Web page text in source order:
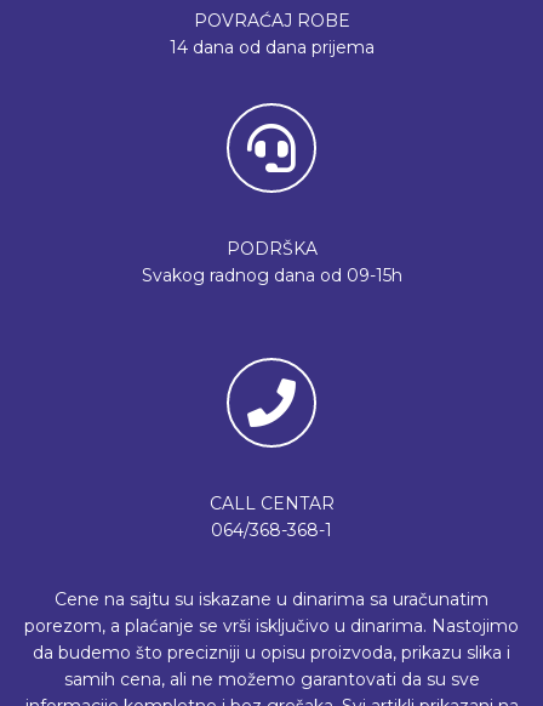
POVRAĆAJ ROBE
14 dana od dana prijema
PODRŠKA
Svakog radnog dana od 09-15h
CALL CENTAR
064/368-368-1
Cene na sajtu su iskazane u dinarima sa uračunatim
porezom, a plaćanje se vrši isključivo u dinarima. Nastojimo
da budemo što precizniji u opisu proizvoda, prikazu slika i
samih cena, ali ne možemo garantovati da su sve